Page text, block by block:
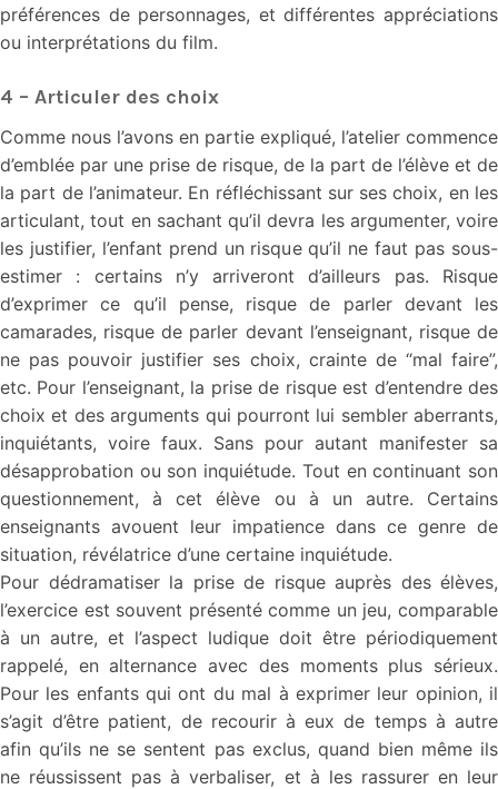
préférences de personnages, et différentes appréciations
ou interprétations du film.
4 – Articuler des choix
Comme nous l’avons en partie expliqué, l’atelier commence
d’emblée par une prise de risque, de la part de l’élève et de
la part de l’animateur. En réfléchissant sur ses choix, en les
articulant, tout en sachant qu’il devra les argumenter, voire
les justifier, l’enfant prend un risque qu’il ne faut pas sous-
estimer : certains n’y arriveront d’ailleurs pas. Risque
d’exprimer ce qu’il pense, risque de parler devant les
camarades, risque de parler devant l’enseignant, risque de
ne pas pouvoir justifier ses choix, crainte de “mal faire”,
etc. Pour l’enseignant, la prise de risque est d’entendre des
choix et des arguments qui pourront lui sembler aberrants,
inquiétants, voire faux. Sans pour autant manifester sa
désapprobation ou son inquiétude. Tout en continuant son
questionnement, à cet élève ou à un autre. Certains
enseignants avouent leur impatience dans ce genre de
situation, révélatrice d’une certaine inquiétude.
Pour dédramatiser la prise de risque auprès des élèves,
l’exercice est souvent présenté comme un jeu, comparable
à un autre, et l’aspect ludique doit être périodiquement
rappelé, en alternance avec des moments plus sérieux.
Pour les enfants qui ont du mal à exprimer leur opinion, il
s’agit d’être patient, de recourir à eux de temps à autre
afin qu’ils ne se sentent pas exclus, quand bien même ils
ne réussissent pas à verbaliser, et à les rassurer en leur